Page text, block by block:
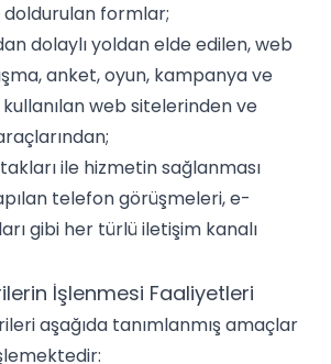
formlar;
dolaylı yoldan elde edilen, web
anket, oyun, kampanya ve
web sitelerinden ve
ile hizmetin sağlanması
telefon görüşmeleri, e-
gibi her türlü iletişim kanalı
İşlenmesi Faaliyetleri
aşağıda tanımlanmış amaçlar